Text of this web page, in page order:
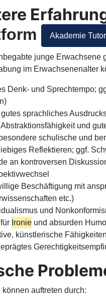
Akademie
junge Erwachsene
im Erwachsenenalter
Denk- und Sprechtempo;
sprachliches
und
schulische und
Reflektieren; ggf.
an kontroversen
Beschäftigung mit
etc.)
und
Ironie und absurden
künstlerische Fähigkeiten
können auftreten durch: